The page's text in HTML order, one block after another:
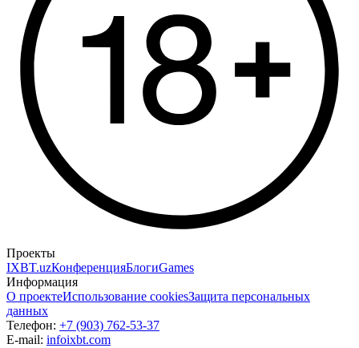
Проекты
IXBT.uzКонференцияБлогиGames
Информация
О проектеИспользование cookiesЗащита персональных
данных
Телефон: +7 (903) 762-53-37
E-mail: infoixbt.com